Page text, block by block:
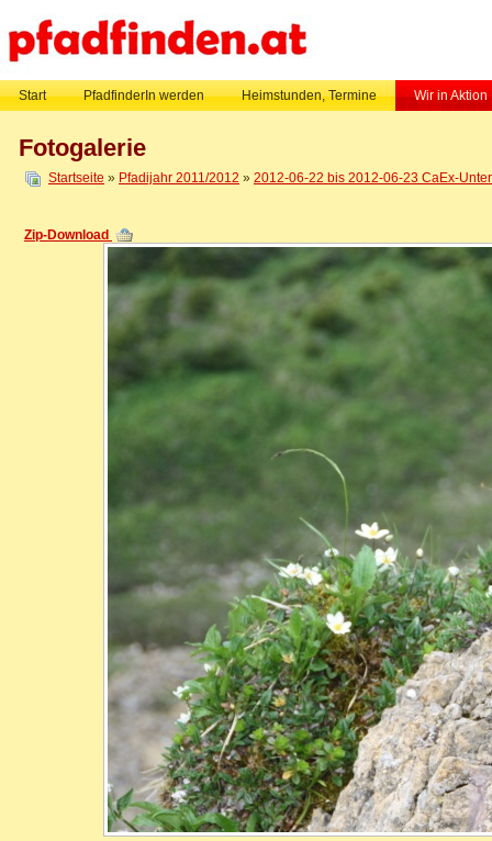
Start PfadfinderIn werden Heimstunden, Termine Wir in Aktion
Fotogalerie
Startseite » Pfadijahr 2011/2012 » 2012-06-22 bis 2012-06-23 CaEx-
Zip-Download